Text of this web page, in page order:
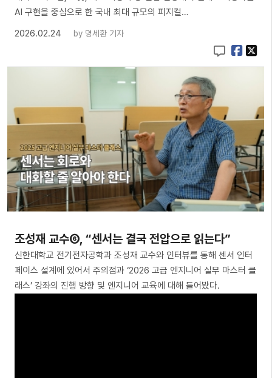
AI 구현을 중심으로 한 국내 최대 규모의 피지컬…
2026.02.24
by 명세환 기자
조성재 교수⑥, “센서는 결국 전압으로 읽는다”
신한대학교 전기전자공학과 조성재 교수와 인터뷰를 통해 센서 인터
페이스 설계에 있어서 주의점과 ‘2026 고급 엔지니어 실무 마스터 클
래스’ 강좌의 진행 방향 및 엔지니어 교육에 대해 들어봤다.